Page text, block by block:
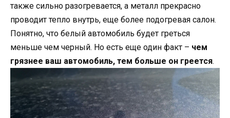
также сильно разогревается, а металл прекрасно
проводит тепло внутрь, еще более подогревая салон.
Понятно, что белый автомобиль будет греться
меньше чем черный. Но есть еще один факт – чем
грязнее ваш автомобиль, тем больше он греется.